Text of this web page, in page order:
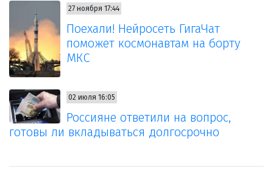
27 ноября 17:44
Поехали! Нейросеть ГигаЧат
поможет космонавтам на борту
МКС
02 июля 16:05
Россияне ответили на вопрос,
готовы ли вкладываться долгосрочно